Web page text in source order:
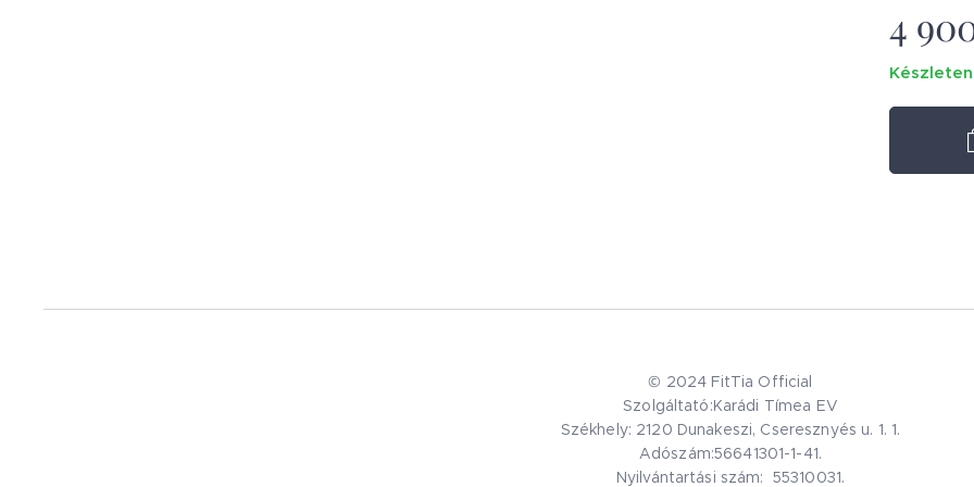
4
Készleten
© 2024 FitTia Official
Szolgáltató:Karádi Tímea EV
Székhely: 2120 Dunakeszi, Cseresznyés u. 1. 1.
Adószám:56641301-1-41.
Nyilvántartási szám: 55310031.